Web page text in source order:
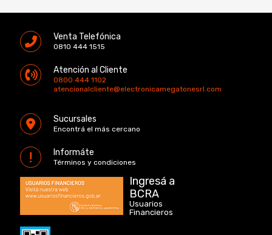
Venta Telefónica
0810 444 1515
Atención al Cliente
0800 444 1102
atencionalcliente@electronicamegatonesrl.com
Sucursales
Encontrá el más cercano
Informáte
Términos y condiciones
Ingresá a
BCRA
Usuarios
Financieros